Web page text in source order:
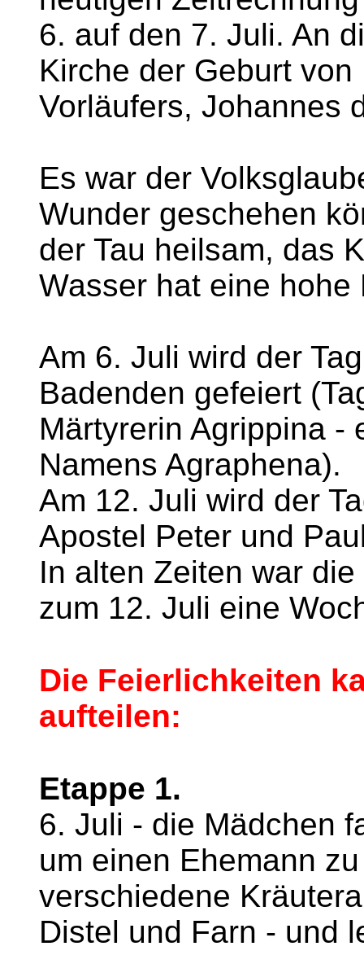
6. auf den 7. Juli. An
Kirche der Geburt
Vorläufers, Johannes
Es war der
Wunder geschehen
der Tau heilsam, das
Wasser hat eine hohe
Am 6. Juli wird der
Badenden gefeiert
Märtyrerin Agrippina -
Namens Agraphena).
Am 12. Juli wird der
Apostel Peter und
In alten Zeiten war
zum 12. Juli eine
Die Feierlichkeiten
aufteilen:
Etappe 1.
6. Juli - die Mädchen
um einen Ehemann
verschiedene
Distel und Farn - und